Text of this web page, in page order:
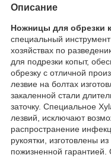
Описание
Ножницы для обрезки
специальный
хозяйствах по
для подрезки копыт,
обрезку с отличной
лезвие на болтах
закаленной стали
заточку. Специальное
лезвий, исключают
распространение
рукоятки, изготовлены
пожизненной